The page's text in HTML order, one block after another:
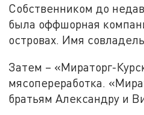
Собственником до
была оффшорная
островах. Имя
Затем – «Мираторг-
мясопереработка.
братьям Александру и